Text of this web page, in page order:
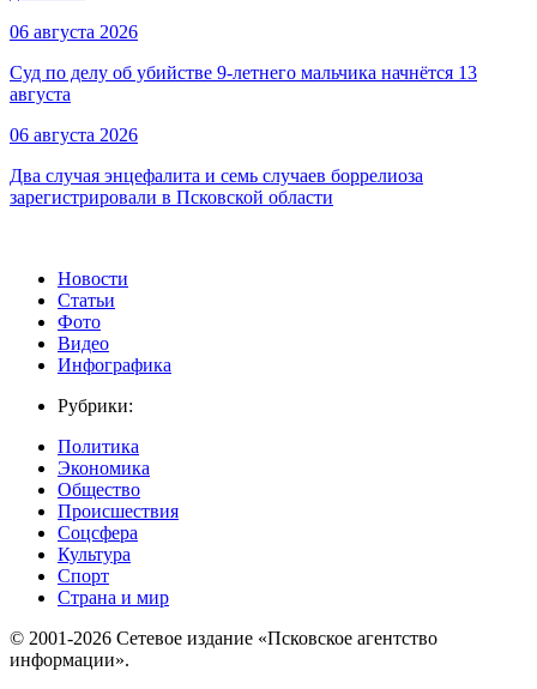
06 августа 2026
Суд по делу об убийстве 9-летнего мальчика начнётся 13
августа
06 августа 2026
Два случая энцефалита и семь случаев боррелиоза
зарегистрировали в Псковской области
Новости
Статьи
Фото
Видео
Инфографика
Рубрики:
Политика
Экономика
Общество
Происшествия
Соцсфера
Культура
Спорт
Страна и мир
© 2001-2026 Сетевое издание «Псковское агентство
информации».